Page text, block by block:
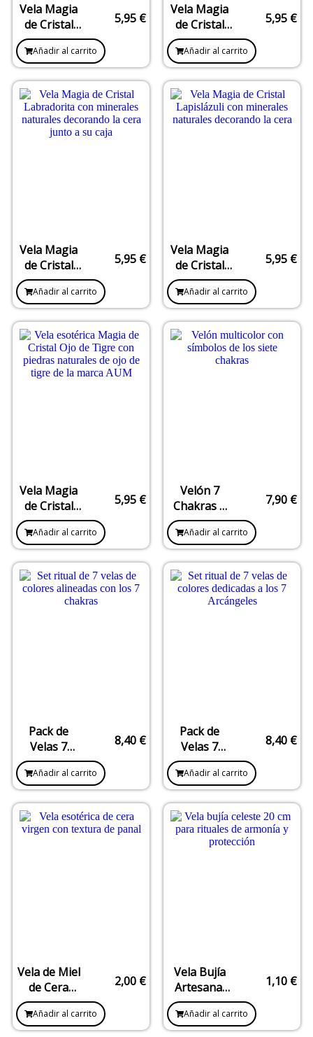
Vela Magia
de Cristal
Cuarzo
Rosa –
Amor y
Armonía
5,95 €
Añadir al carrito
Vela Magia
de Cristal
Jade Verde –
Prosperidad
y Armonía
5,95 €
Añadir al carrito
Vela Magia
de Cristal
Labradorita
– Protección
y Despertar
Espiritual
5,95 €
Añadir al carrito
Vela Magia
de Cristal
Lapislázuli –
Intuición y
Sabiduría
Interior
5,95 €
Añadir al carrito
Vela Magia
de Cristal
Ojo de Tigre
– Fuerza,
protección y
éxito
5,95 €
Añadir al carrito
Velón 7
Chakras –
Thousand
Years Ago –
Armonización
energética
completa
7,90 €
Añadir al carrito
Pack de
Velas 7
Chakras –
Armonía y
equilibrio
energético
8,40 €
Añadir al carrito
Pack de
Velas 7
Arcángeles
– Colores
rituales
para cada
día y
propósito
8,40 €
Añadir al carrito
Vela de Miel
de Cera
Virgen
8×1,5 cm (1
Unidad)
2,00 €
Añadir al carrito
Vela Bujía
Artesanal
Celeste 20
cm
1,10 €
Añadir al carrito